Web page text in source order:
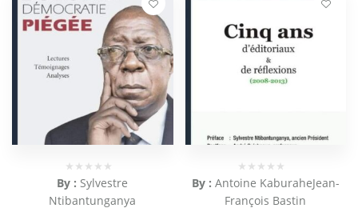
By : Sylvestre
Ntibantunganya
By : Antoine KaburaheJean-
François Bastin